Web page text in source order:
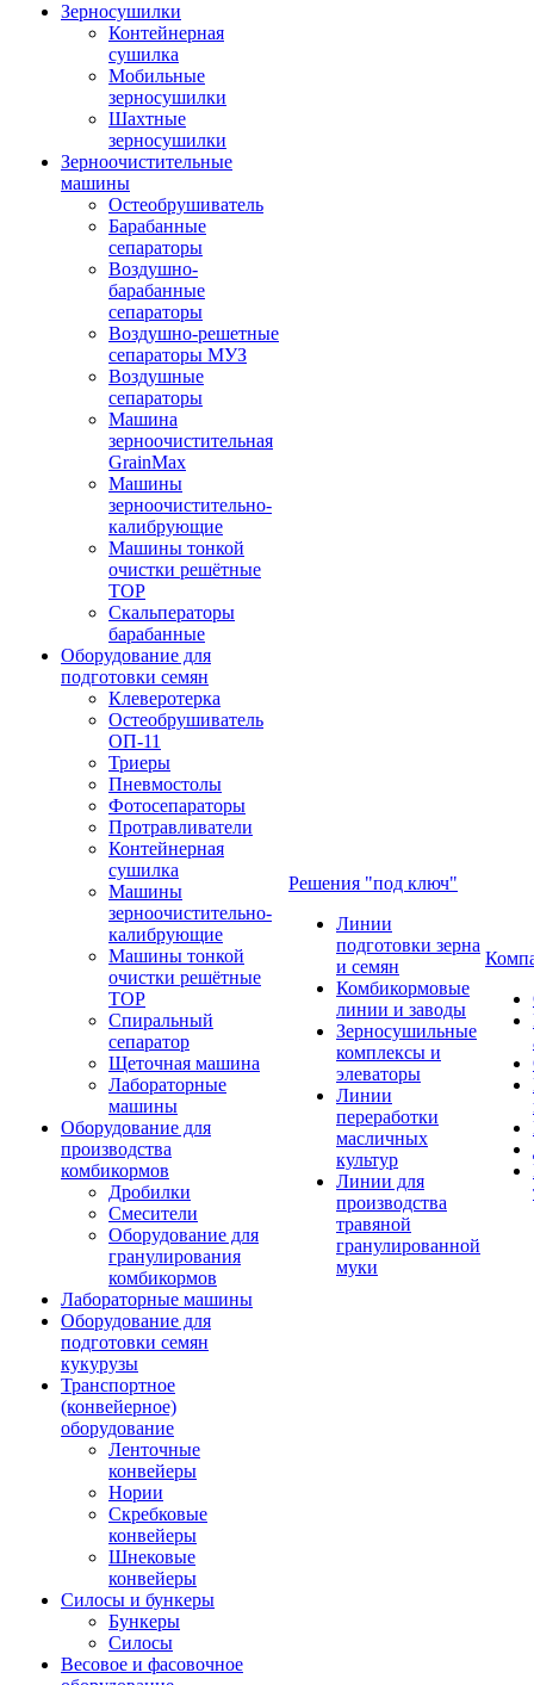
Зерносушилки
Контейнерная
сушилка
Мобильные
зерносушилки
Шахтные
зерносушилки
Зерноочистительные
машины
Остеобрушиватель
Барабанные
сепараторы
Воздушно-
барабанные
сепараторы
Воздушно-решетные
сепараторы МУЗ
Воздушные
сепараторы
Машина
зерноочистительная
GrainMax
Машины
зерноочистительно-
калибрующие
Машины тонкой
очистки решётные
ТОР
Скальператоры
барабанные
Оборудование для
подготовки семян
Клеверотерка
Остеобрушиватель
ОП-11
Триеры
Пневмостолы
Фотосепараторы
Протравливатели
Контейнерная
сушилка
Машины
зерноочистительно-
калибрующие
Машины тонкой
очистки решётные
ТОР
Спиральный
сепаратор
Щеточная машина
Лабораторные
машины
Оборудование для
производства
комбикормов
Дробилки
Смесители
Оборудование для
гранулирования
комбикормов
Лабораторные машины
Оборудование для
подготовки семян
кукурузы
Транспортное
(конвейерное)
оборудование
Ленточные
конвейеры
Нории
Скребковые
конвейеры
Шнековые
конвейеры
Силосы и бункеры
Бункеры
Силосы
Весовое и фасовочное
Решения "под ключ"
Линии
подготовки зерна
и семян
Комбикормовые
линии и заводы
Зерносушильные
комплексы и
элеваторы
Линии
переработки
масличных
культур
Линии для
производства
травяной
гранулированной
муки